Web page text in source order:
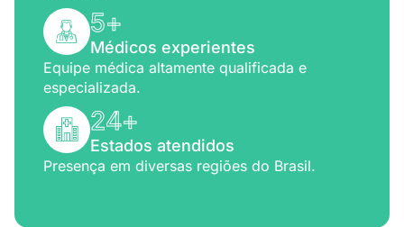
5+
Médicos experientes
Equipe médica altamente qualificada e
especializada.
24+
Estados atendidos
Presença em diversas regiões do Brasil.